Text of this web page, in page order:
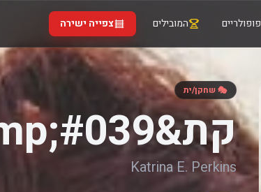
פופולריים המובילים צפייה ישירה
🎭 שחקן/ית
קת&amp;#039;רינה א. פרקינס
Katrina E. Perkins